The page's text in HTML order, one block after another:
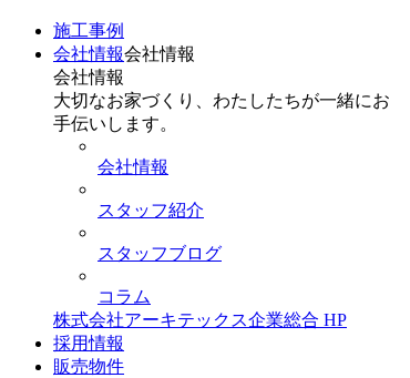
施工事例
会社情報会社情報
会社情報
大切なお家づくり、わたしたちが一緒にお
手伝いします。
会社情報
スタッフ紹介
スタッフブログ
コラム
株式会社アーキテックス企業総合 HP
採用情報
販売物件